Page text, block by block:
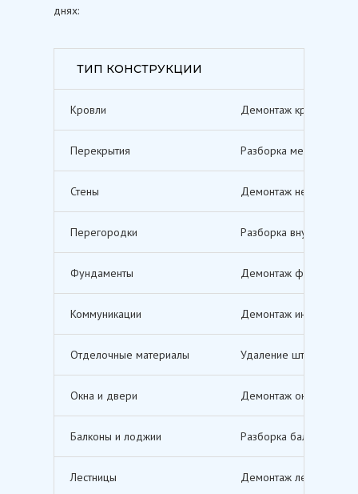
днях:
ТИП КОНСТРУКЦИИ
Кровли Демонтаж кровельных
Перекрытия Разборка межэтажных
Стены Демонтаж несущих и
Перегородки Разборка внутренних
Фундаменты Демонтаж
Коммуникации Демонтаж инженерных
Отделочные материалы Удаление штукатурки,
Окна и двери Демонтаж оконных и
Балконы и лоджии Разборка балконов и
Лестницы Демонтаж лестничных